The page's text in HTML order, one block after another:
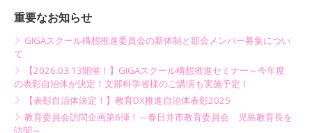
重要なお知らせ
GIGAスクール構想推進委員会の新体制と部会メンバー募集につい
て
【2026.03.13開催！】GIGAスクール構想推進セミナー～今年度
の表彰自治体が決定！文部科学省様のご講演も実施予定！
【表彰自治体決定！】教育DX推進自治体表彰2025
教育委員会訪問企画第6弾！～春日井市教育委員会 児島教育長を
訪問～